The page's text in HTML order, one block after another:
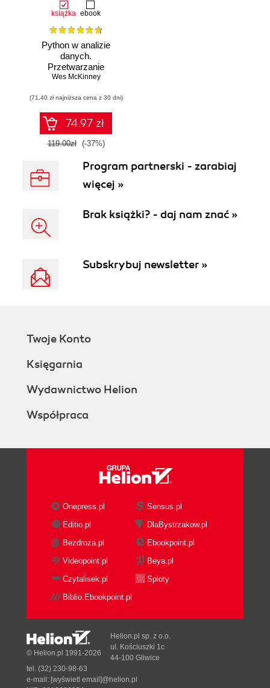
książka ebook
Python w analizie
danych.
Przetwarzanie
danych za pomocą
NumPy oraz
środowiska
Jupyter. Wydanie
III
Wes McKinney
(71,40 zł najniższa cena z 30 dni)
74.97 zł
119.00zł (-37%)
Program partnerski - zarabiaj
więcej »
Brak książki? - daj nam znać »
Subskrybuj newsletter »
Twoje Konto
Księgarnia
Wydawnictwo Helion
Współpraca
Onepress.pl
Sensus.pl
Editio.pl
DlaBystrzakow.pl
Bezdroza.pl
Ebookpoint.pl
Videopoint.pl
Beya.pl
Czytalisek.pl
Sploty
Biblio.Ebookpoint.pl
© Helion.pl 1991-2026
Helion.pl sp. z o.o.
ul. Kościuszki 1c
44-100 Gliwice
tel. (32) 230-98-63
e-mail: [wyświetl email]@helion.pl